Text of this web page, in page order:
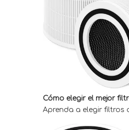
Aprenda a elegir filtros